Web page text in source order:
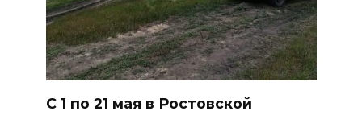
С 1 по 21 мая в Ростовской